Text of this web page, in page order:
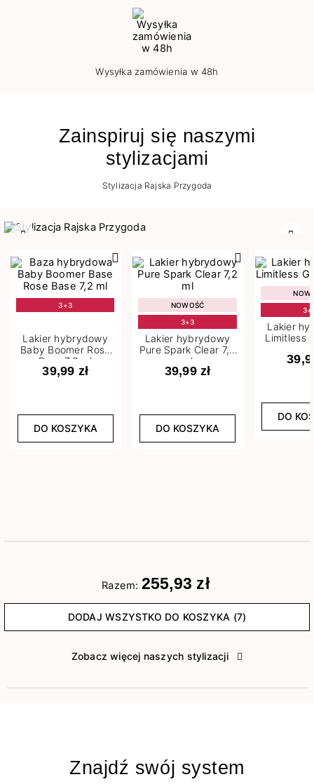
Wysyłka zamówienia w 48h
Zainspiruj się naszymi
stylizacjami
Stylizacja Rajska Przygoda
3+3
Lakier hybrydowy
Baby Boomer Rose
Base 7,2 ml
39,99 zł
DO KOSZYKA
NOWOŚĆ
3+3
Lakier hybrydowy
Pure Spark Clear 7,2
ml
39,99 zł
DO KOSZYKA
Lakier
Limitless
DO
Razem: 255,93 zł
DODAJ WSZYSTKO DO KOSZYKA (7)
Zobacz więcej naszych stylizacji
Znajdź swój system